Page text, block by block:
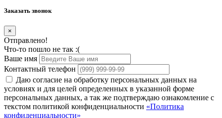
Заказать звонок
×
Отправлено!
Что-то пошло не так :(
Ваше имя
Контактный телефон
Даю согласие на обработку персональных данных на
условиях и для целей определенных в указанной форме
персональных данных, а так же подтверждаю ознакомление с
текстом политикой конфиденциальности «Политика
конфиденциальности»